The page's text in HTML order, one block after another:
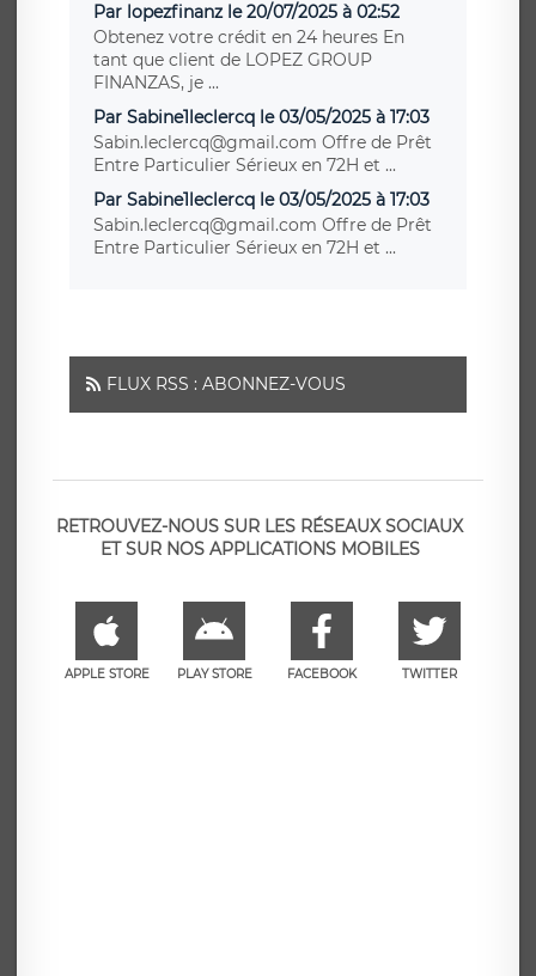
Par lopezfinanz le 20/07/2025 à 02:52
Obtenez votre crédit en 24 heures En
tant que client de LOPEZ GROUP
FINANZAS, je ...
Par Sabine1leclercq le 03/05/2025 à 17:03
Sabin.leclercq@gmail.com Offre de Prêt
Entre Particulier Sérieux en 72H et ...
Par Sabine1leclercq le 03/05/2025 à 17:03
Sabin.leclercq@gmail.com Offre de Prêt
Entre Particulier Sérieux en 72H et ...
FLUX RSS : ABONNEZ-VOUS
RETROUVEZ-NOUS SUR LES RÉSEAUX SOCIAUX
ET SUR NOS APPLICATIONS MOBILES
APPLE STORE PLAY STORE FACEBOOK TWITTER